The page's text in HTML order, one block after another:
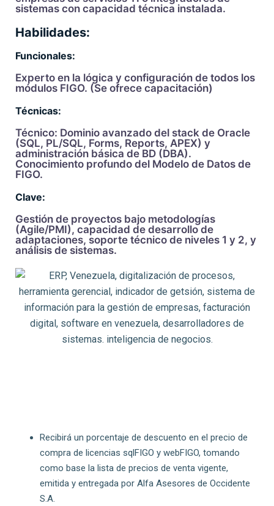
sistemas con capacidad técnica instalada.
Habilidades:
Funcionales:
Experto en la lógica y configuración de todos los
módulos FIGO. (Se ofrece capacitación)
Técnicas:
Técnico: Dominio avanzado del stack de Oracle
(SQL, PL/SQL, Forms, Reports, APEX) y
administración básica de BD (DBA).
Conocimiento profundo del Modelo de Datos de
FIGO.
Clave:
Gestión de proyectos bajo metodologías
(Agile/PMI), capacidad de desarrollo de
adaptaciones, soporte técnico de niveles 1 y 2, y
análisis de sistemas.
Recibirá un porcentaje de descuento en el precio de
compra de licencias sqlFIGO y webFIGO, tomando
como base la lista de precios de venta vigente,
emitida y entregada por Alfa Asesores de Occidente
S.A.